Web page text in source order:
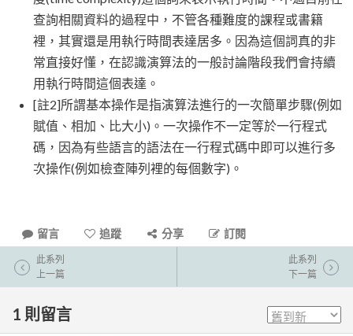
查詢相關資料的過程中，不管各種難度的課程或書籍
裡，其實還是用執行時間表達居多。因為這個詞真的非
常直接好懂，在認識演算法的一般討論階段我們會持續
用執行時間這個表達。
[註2]所謂基本操作是指演算法進行的一次簡單步驟(例如
賦值、相加、比大小)。一次操作不一定等於一行程式
碼，因為有些語言的語法在一行程式碼中即可以進行多
次操作(例如檢查陣列裡的每個數字)。
留言 追蹤 分享 訂閱
此系列
上一篇
此系列
下一篇
1 則留言